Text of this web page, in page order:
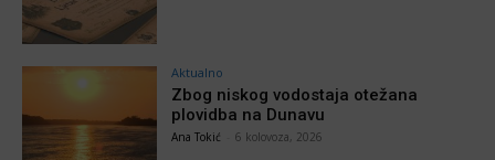
Aktualno
Zbog niskog vodostaja otežana
plovidba na Dunavu
Ana Tokić 6 kolovoza, 2026